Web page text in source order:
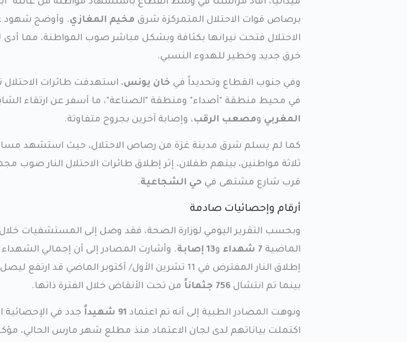
ميدانياً، أفاد مراسلنا في وسط القطاع باستشهاد مواطنة من عائلة
برصاص قوات الاحتلال المتمركزة شرق مخيم المغازي. وأوضح شهود
الاحتلال فتحت نيرانها بكثافة وبشكل مباشر صوب المواطنة، مما أدى
خرق جديد وخطير للهدوء النسبي.
وفي جنوب القطاع وتحديداً في خان يونس، استهدفت طائرات
في محيط منطقة "أصداء" ومنطقة "الصناعة"، ما أسفر عن ارتقاء
المغربي ومصعب الرقب، وإصابة آخرين بجروح متفاوتة.
كما لم يسلم شرق مدينة غزة من رصاص الاحتلال، حيث استشهد
ثلاثة مواطنين، بينهم طفلان، إثر إطلاق طائرات الاحتلال النار صوب
قرب شارع مشتهى في حي الشجاعية.
أرقام وإحصائيات صادمة
الماضية 7 شهداء و13 إصابة
. وأشارت المصادر إلى أن إجمالي
إطلاق النار المفترض في 11 تشرين الأول/ أكتوبر الماضي قد ارتفع ليصل إلى
بينما تم انتشال 756 جثماناً من تحت الأنقاض خلال الفترة ذاتها.
ونوهت المصادر الطبية إلى أنه تم اعتماد 91 شهيداً
جدد في الإحصائية
اكتملت بياناتهم لدى لجان الاعتماد منذ مطلع شهر مارس الحالي،